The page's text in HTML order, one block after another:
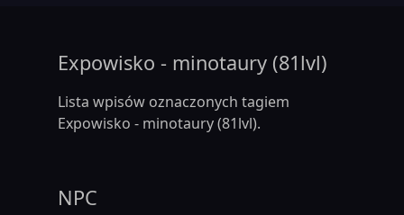
Expowisko - minotaury (81lvl)
Lista wpisów oznaczonych tagiem
Expowisko - minotaury (81lvl).
NPC